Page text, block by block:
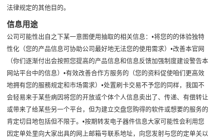
法律规定的其他目的。
信息用途
公司可能性出自之下某一意图便用抽取的相关信息：•将您的的体验独特
性化（您的产品信息可协助公司最好地无法您的使用需求）•改善本官网
（你们逐渐付出会按照您提高的产品信息和信息反馈加强制度建设警告本
网站平台中的信息）•有效改善合作方服务的（您的资料促使咱们更高效
地拥有您的服務规定和市场需求）•处置刷卡交易不予您的同样，我国不
会轻易来于某些病因将您的开放或个体个人信息卖出了、传递、有偿转让
或带来了给某些另一个平台，但为建立交盘您购得的软件或想要的服务的
肯定切目地包括但不限于。•按期转发电子器件信息大家可能性会利用您
因定单处里向大家出具的网上邮箱号联系地址，向您发射与您的定单关以